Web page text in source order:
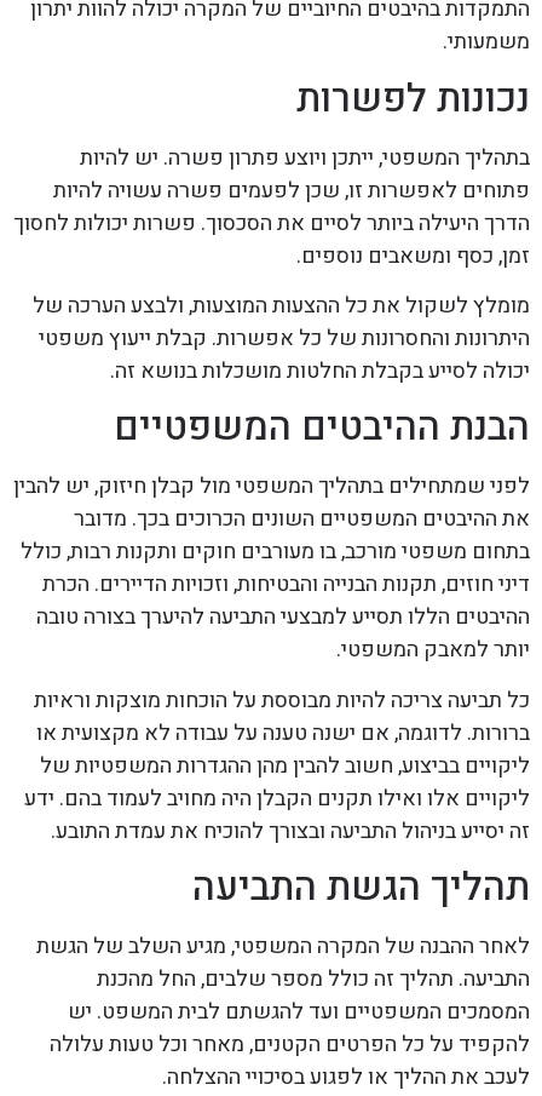
התמקדות בהיבטים החיוביים של המקרה יכולה להוות יתרון
משמעותי.
נכונות לפשרות
בתהליך המשפטי, ייתכן ויוצע פתרון פשרה. יש להיות
פתוחים לאפשרות זו, שכן לפעמים פשרה עשויה להיות
הדרך היעילה ביותר לסיים את הסכסוך. פשרות יכולות לחסוך
זמן, כסף ומשאבים נוספים.
מומלץ לשקול את כל ההצעות המוצעות, ולבצע הערכה של
היתרונות והחסרונות של כל אפשרות. קבלת ייעוץ משפטי
יכולה לסייע בקבלת החלטות מושכלות בנושא זה.
הבנת ההיבטים המשפטיים
לפני שמתחילים בתהליך המשפטי מול קבלן חיזוק, יש להבין
את ההיבטים המשפטיים השונים הכרוכים בכך. מדובר
בתחום משפטי מורכב, בו מעורבים חוקים ותקנות רבות, כולל
דיני חוזים, תקנות הבנייה והבטיחות, וזכויות הדיירים. הכרת
ההיבטים הללו תסייע למבצעי התביעה להיערך בצורה טובה
יותר למאבק המשפטי.
כל תביעה צריכה להיות מבוססת על הוכחות מוצקות וראיות
ברורות. לדוגמה, אם ישנה טענה על עבודה לא מקצועית או
ליקויים בביצוע, חשוב להבין מהן ההגדרות המשפטיות של
ליקויים אלו ואילו תקנים הקבלן היה מחויב לעמוד בהם. ידע
זה יסייע בניהול התביעה ובצורך להוכיח את עמדת התובע.
תהליך הגשת התביעה
לאחר ההבנה של המקרה המשפטי, מגיע השלב של הגשת
התביעה. תהליך זה כולל מספר שלבים, החל מהכנת
המסמכים המשפטיים ועד להגשתם לבית המשפט. יש
להקפיד על כל הפרטים הקטנים, מאחר וכל טעות עלולה
לעכב את ההליך או לפגוע בסיכויי ההצלחה.